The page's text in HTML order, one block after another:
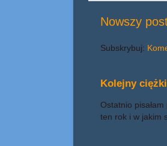
Nowszy
Subskrybuj:
Kolejny
Ostatnio
ten rok i w jakim